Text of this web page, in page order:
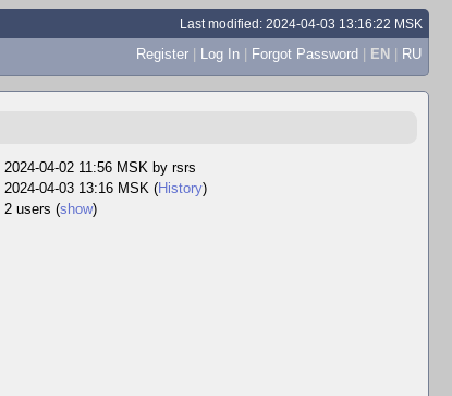
Last modified: 2024-04-03 13:16:22 MSK
Register | Log In | Forgot Password | EN | RU
2024-04-02 11:56 MSK by rsrs
2024-04-03 13:16 MSK (History)
2 users (show)